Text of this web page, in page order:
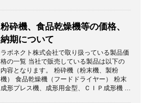
粉砕機、食品乾燥機等の価格、
納期について
ラボネクト株式会社で取り扱っている製品価
格の一覧 当社で販売している製品は以下の
内容となります。 粉砕機（粉末機、製粉
機） 食品乾燥機（フードドライヤー） 粉末
成形プレス機、成形用金型、ＣＩＰ成形機 ...